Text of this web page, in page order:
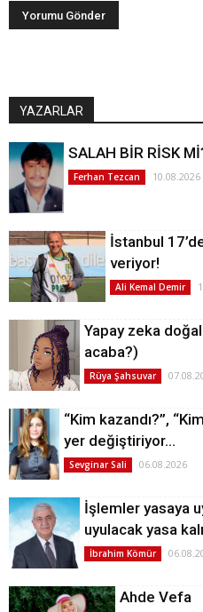
YAZARLAR
SALAH BİR RİSK
Ferhan Tezcan 10.08.2026
İstanbul
veriyor!
Ali Kemal Demir
Yapay zeka
acaba?)
Rüya Şahsuvar
“Kim kazandı?”,
yer değiştiriyor…
Sevginar Sali 06.08.2026
İşlemler yasaya
uyulacak yasa
İbrahim Kömür
Ahde Vefa